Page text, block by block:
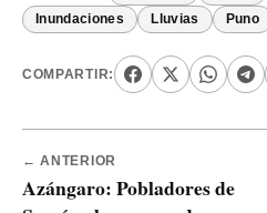
Inundaciones Lluvias Puno
COMPARTIR:
← ANTERIOR
Azángaro: Pobladores de